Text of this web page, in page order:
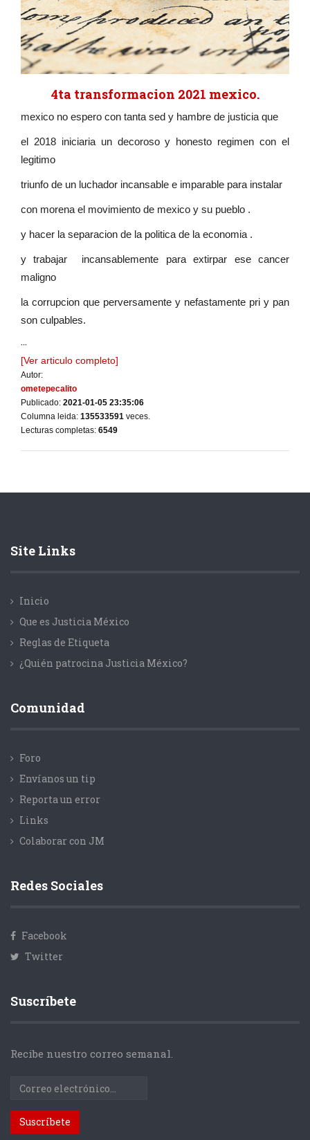
4ta transformacion 2021 mexico.
mexico no espero con tanta sed y hambre de justicia que
el 2018 iniciaria un decoroso y honesto regimen con el
legitimo
triunfo de un luchador incansable e imparable para instalar
con morena el movimiento de mexico y su pueblo .
y hacer la separacion de la politica de la economia .
y trabajar incansablemente para extirpar ese cancer
maligno
la corrupcion que perversamente y nefastamente pri y pan
son culpables.
...
[Ver articulo completo]
Autor:
ometepecalito
Publicado: 2021-01-05 23:35:06
Columna leida: 135533591 veces.
Lecturas completas: 6549
Site Links
Inicio
Que es Justicia México
Reglas de Etiqueta
¿Quién patrocina Justicia México?
Comunidad
Foro
Envíanos un tip
Reporta un error
Links
Colaborar con JM
Redes Sociales
Facebook
Twitter
Suscríbete
Recibe nuestro correo semanal.